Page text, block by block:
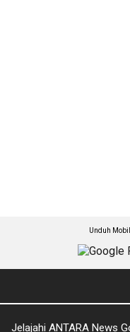
Unduh
Jelajahi ANTARA News